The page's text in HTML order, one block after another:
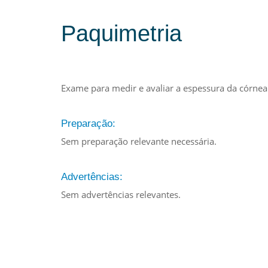
Paquimetria
Exame para medir e avaliar a espessura da
Preparação:
Sem preparação relevante necessária.
Advertências:
Sem advertências relevantes.